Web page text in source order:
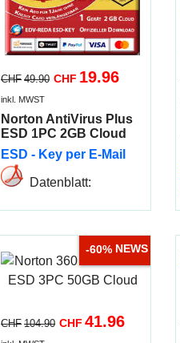
CHF 49.90 CHF 19.96
inkl. MWST
Norton AntiVirus Plus
ESD 1PC 2GB Cloud
ESD - Key per E-Mail
Datenblatt:
NEWS